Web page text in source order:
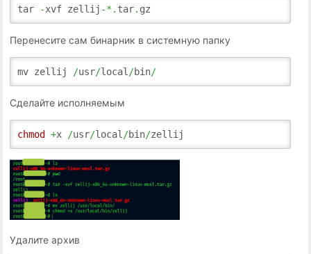
tar -xvf zellij -*. tar. gz
Перенесите сам бинарник в системную папку
mv zellij /usr/local/bin/
Сделайте исполняемым
chmod +x /usr/local/bin/zellij
Удалите архив